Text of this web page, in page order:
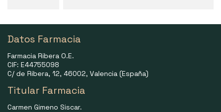
Datos Farmacia
Farmacia Ribera O.E.
CIF: E44755098
C/ de Ribera, 12, 46002, Valencia (España)
Titular Farmacia
Carmen Gimeno Siscar.